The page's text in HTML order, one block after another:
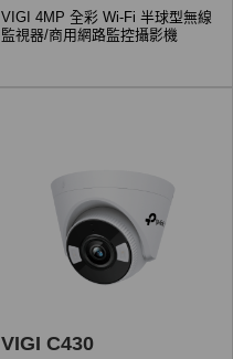
VIGI 4MP 全彩 Wi-Fi 半球型無線
監視器/商用網路監控攝影機
VIGI C430